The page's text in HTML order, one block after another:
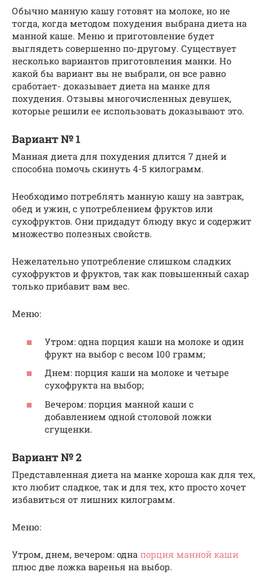
Обычно манную кашу готовят на молоке, но не
тогда, когда методом похудения выбрана диета на
манной каше. Меню и приготовление будет
выглядеть совершенно по-другому. Существует
несколько вариантов приготовления манки. Но
какой бы вариант вы не выбрали, он все равно
сработает- доказывает диета на манке для
похудения. Отзывы многочисленных девушек,
которые решили ее использовать доказывают это.
Вариант № 1
Манная диета для похудения длится 7 дней и
способна помочь скинуть 4-5 килограмм.
Необходимо потреблять манную кашу на завтрак,
обед и ужин, с употреблением фруктов или
сухофруктов. Они придадут блюду вкус и содержит
множество полезных свойств.
Нежелательно употребление слишком сладких
сухофруктов и фруктов, так как повышенный сахар
только прибавит вам вес.
Меню:
Утром: одна порция каши на молоке и один
фрукт на выбор с весом 100 грамм;
Днем: порция каши на молоке и четыре
сухофрукта на выбор;
Вечером: порция манной каши с
добавлением одной столовой ложки
сгущенки.
Вариант № 2
Представленная диета на манке хороша как для тех,
кто любит сладкое, так и для тех, кто просто хочет
избавиться от лишних килограмм.
Меню:
Утром, днем, вечером: одна порция манной каши
плюс две ложка варенья на выбор.